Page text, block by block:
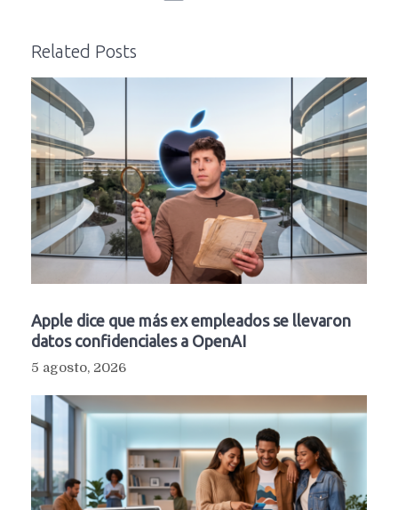
Related Posts
Apple dice que más ex empleados se llevaron
datos confidenciales a OpenAI
5 agosto, 2026